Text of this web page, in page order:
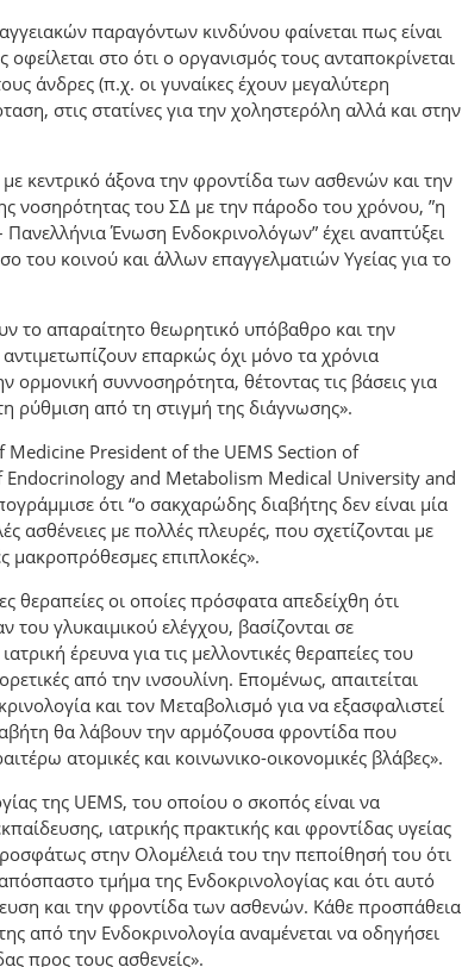
παραγόντων κινδύνου φαίνεται πως είναι
στο ότι ο οργανισμός τους ανταποκρίνεται
άνδρες (π.χ. οι γυναίκες έχουν μεγαλύτερη
στις στατίνες για την χοληστερόλη αλλά και στην
κεντρικό άξονα την φροντίδα των ασθενών και την
νοσηρότητας του ΣΔ με την πάροδο του χρόνου, ”η
Πανελλήνια Ένωση Ενδοκρινολόγων” έχει αναπτύξει
του κοινού και άλλων επαγγελματιών Υγείας για το
το απαραίτητο θεωρητικό υπόβαθρο και την
αντιμετωπίζουν επαρκώς όχι μόνο τα χρόνια
ορμονική συννοσηρότητα, θέτοντας τις βάσεις για
ρύθμιση από τη στιγμή της διάγνωσης».
President of the UEMS Section of
and Metabolism Medical University and
ότι “ο σακχαρώδης διαβήτης δεν είναι μία
ασθένειες με πολλές πλευρές, που σχετίζονται με
μακροπρόθεσμες επιπλοκές».
θεραπείες οι οποίες πρόσφατα απεδείχθη ότι
του γλυκαιμικού ελέγχου, βασίζονται σε
έρευνα για τις μελλοντικές θεραπείες του
από την ινσουλίνη. Επομένως, απαιτείται
και τον Μεταβολισμό για να εξασφαλιστεί
θα λάβουν την αρμόζουσα φροντίδα που
ατομικές και κοινωνικο-οικονομικές βλάβες».
της UEMS, του οποίου ο σκοπός είναι να
ιατρικής πρακτικής και φροντίδας υγείας
στην Ολομέλειά του την πεποίθησή του ότι
τμήμα της Ενδοκρινολογίας και ότι αυτό
και την φροντίδα των ασθενών. Κάθε προσπάθεια
από την Ενδοκρινολογία αναμένεται να οδηγήσει
προς τους ασθενείς».